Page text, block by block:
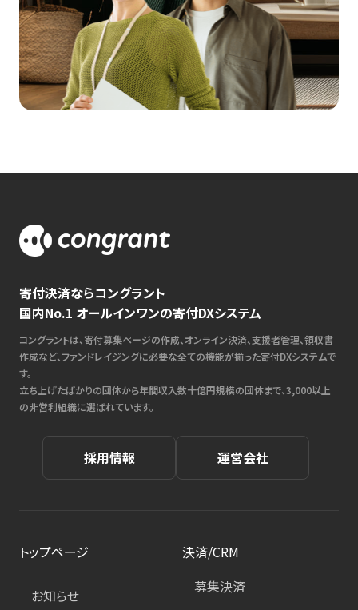
寄付決済ならコングラント
国内No.1 オールインワンの寄付DXシステム
コングラントは、寄付募集ページの作成、オンライン決済、支援者管理、領収書
作成など、ファンドレイジングに必要な全ての機能が揃った寄付DXシステムで
す。
立ち上げたばかりの団体から年間収入数十億円規模の団体まで、3,000以上
の非営利組織に選ばれています。
採用情報 運営会社
トップページ
お知らせ
決済/CRM
募集決済